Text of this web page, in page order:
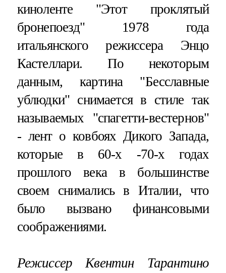
киноленте "Этот проклятый
бронепоезд" 1978 года
итальянского режиссера Энцо
Кастеллари. По некоторым
данным, картина "Бесславные
ублюдки" снимается в стиле так
называемых "спагетти-вестернов"
- лент о ковбоях Дикого Запада,
которые в 60-х -70-х годах
прошлого века в большинстве
своем снимались в Италии, что
было вызвано финансовыми
соображениями.
Режиссер Квентин Тарантино